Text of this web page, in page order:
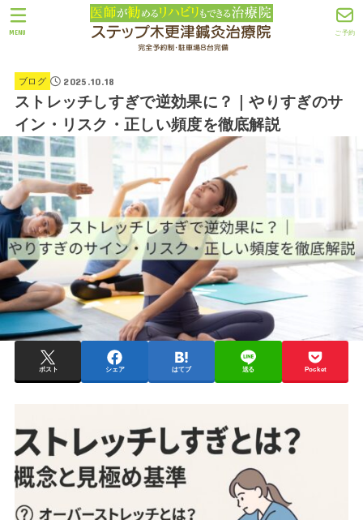
ご予約
MENU
ブログ 2025.10.18
ストレッチしすぎで逆効果に？｜やりすぎのサ
イン・リスク・正しい頻度を徹底解説
ポスト シェア はてブ 送る Pocket